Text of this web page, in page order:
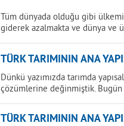
Tüm dünyada olduğu gibi
giderek azalmakta ve dünya ve
TÜRK TARIMININ ANA
Dünkü yazımızda tarımda
çözümlerine değinmiştik. Bugün
TÜRK TARIMININ ANA